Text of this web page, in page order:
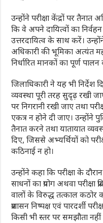
उन्होंने परीक्षा केंद्रों पर तैनात
कि वे अपने दायित्वों का निर्वहन
उत्तरदायित्व के साथ करें।
अधिकारी की भूमिका अत्यंत
निर्धारित मानकों का पूर्ण पालन
जिलाधिकारी ने यह भी निर्देश
व्यवस्था पूरी तरह सुदृढ़ रखी
पर निगरानी रखी जाए तथा
एकत्र न होने दी जाए। उन्होंने
तैनात करने तथा यातायात
दिए, जिससे अभ्यर्थियों को
कठिनाई न हो।
उन्होंने कहा कि परीक्षा के
साधनों का प्रयोग अथवा परीक्षा
वालों के विरुद्ध तत्काल कठोर
प्रशासन निष्पक्ष एवं पारदर्शी
किसी भी स्तर पर समझौता नहीं